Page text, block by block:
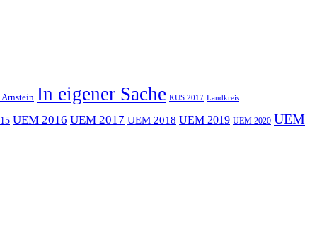
Arnstein In eigener Sache KUS 2017 Landkreis
UEM 2016 UEM 2017 UEM 2018 UEM 2019 UEM 2020 UEM